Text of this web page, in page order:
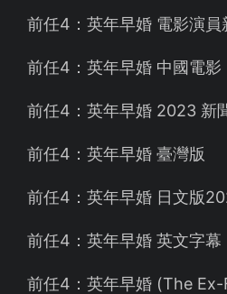
前任4：英年早婚 電影演員
前任4：英年早婚 中國電影
前任4：英年早婚 2023 新
前任4：英年早婚 臺灣版
前任4：英年早婚 日文版
前任4：英年早婚 英文字幕
前任4：英年早婚 (The